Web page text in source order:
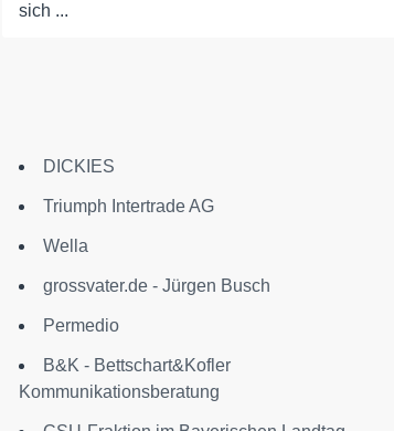
sich ...
DICKIES
Triumph Intertrade AG
Wella
grossvater.de - Jürgen Busch
Permedio
B&K - Bettschart&Kofler
Kommunikationsberatung